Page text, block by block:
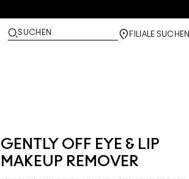
SUCHEN FILIALE SUCHEN
GENTLY OFF EYE & LIP
MAKEUP REMOVER